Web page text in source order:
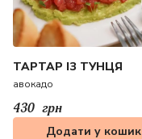
ТАРТАР ІЗ ТУНЦЯ
авокадо
Додати у кошик
430 грн